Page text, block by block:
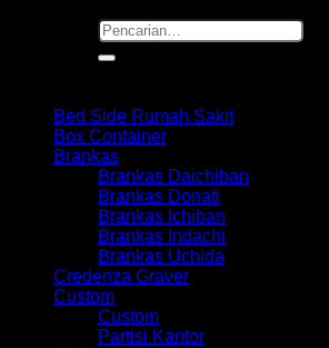
Pencarian
untuk:
Bed Side Rumah Sakit
Box Container
Brankas
Brankas Daichiban
Brankas Donati
Brankas Ichiban
Brankas Indachi
Brankas Uchida
Credenza Graver
Custom
Custom
Partisi Kantor